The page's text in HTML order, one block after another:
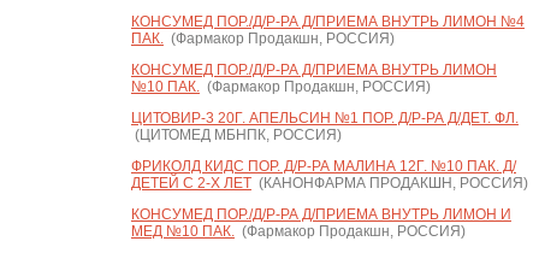
КОНСУМЕД ПОР./Д/Р-РА Д/ПРИЕМА ВНУТРЬ ЛИМОН №4
ПАК.(Фармакор Продакшн, РОССИЯ)
КОНСУМЕД ПОР./Д/Р-РА Д/ПРИЕМА ВНУТРЬ ЛИМОН
№10 ПАК.(Фармакор Продакшн, РОССИЯ)
ЦИТОВИР-3 20Г. АПЕЛЬСИН №1 ПОР. Д/Р-РА Д/ДЕТ. ФЛ.
(ЦИТОМЕД МБНПК, РОССИЯ)
ФРИКОЛД КИДС ПОР. Д/Р-РА МАЛИНА 12Г. №10 ПАК. Д/
ДЕТЕЙ С 2-Х ЛЕТ(КАНОНФАРМА ПРОДАКШН, РОССИЯ)
КОНСУМЕД ПОР./Д/Р-РА Д/ПРИЕМА ВНУТРЬ ЛИМОН И
МЕД №10 ПАК.(Фармакор Продакшн, РОССИЯ)